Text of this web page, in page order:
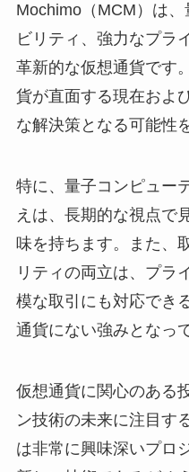
Mochimo（MCM）は
ビリティ、強力なプラ
革新的な仮想通貨です
貨が直面する現在およ
な解決策となる可能性
特に、量子コンピュー
えは、長期的な視点で
味を持ちます。また、
リティの両立は、プラ
模な取引にも対応でき
通貨にない強みとなっ
仮想通貨に関心のある
ン技術の未来に注目す
は非常に興味深いプロ